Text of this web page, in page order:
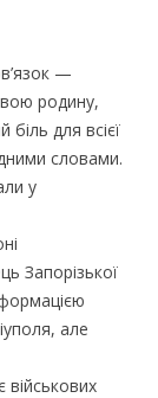
—
родину,
для всієї
словами.
у
Запорізької
але
військових